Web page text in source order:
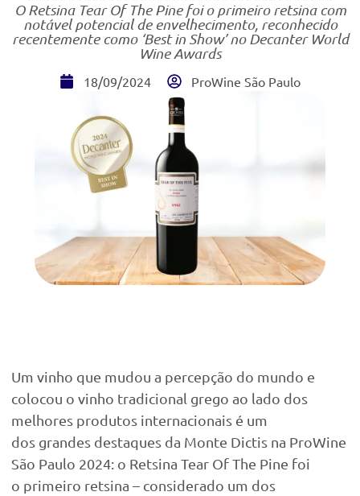
O Retsina Tear Of The Pine foi o primeiro retsina com
notável potencial de envelhecimento, reconhecido
recentemente como ‘Best in Show’ no Decanter World
Wine Awards
18/09/2024 ProWine São Paulo
Um vinho que mudou a percepção do mundo e
colocou o vinho tradicional grego ao lado dos
melhores produtos internacionais é um
dos grandes destaques da Monte Dictis na ProWine
São Paulo 2024: o Retsina Tear Of The Pine foi
o primeiro retsina – considerado um dos